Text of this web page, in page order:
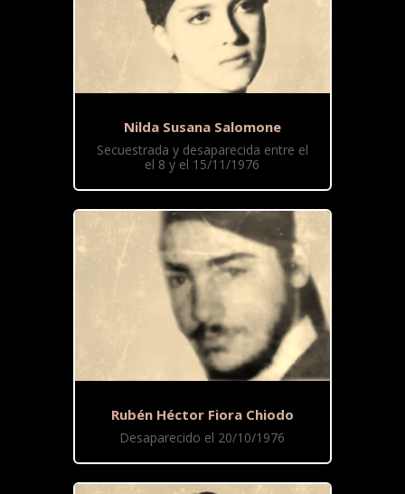
Nilda Susana Salomone
Secuestrada y desaparecida entre el
el 8 y el 15/11/1976
Rubén Héctor Fiora Chiodo
Desaparecido el 20/10/1976